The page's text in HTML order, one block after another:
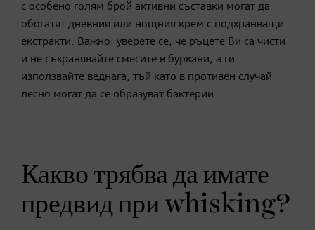
с особено голям брой активни съставки могат да
обогатят дневния или нощния крем с подхранващи
екстракти. Важно: уверете се, че ръцете Ви са чисти
и не съхранявайте смесите в буркани, а ги
използвайте веднага, тъй като в противен случай
лесно могат да се образуват бактерии.
Какво трябва да имате
предвид при whisking?